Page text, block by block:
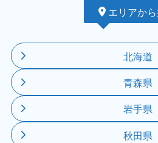
エリアか
北海道
青森県
岩手県
秋田県